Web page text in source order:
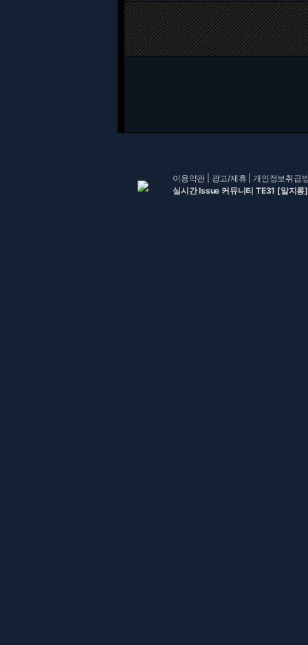
이용약관 광고/제휴 |개인정보취급
실시간 Issue 커뮤니티 TE31 [알지